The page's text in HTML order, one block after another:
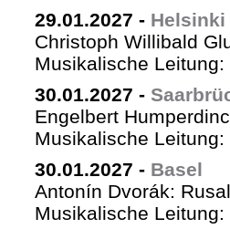
29.01.2027 - Helsinki
Christoph Willibald
Musikalische
30.01.2027 -
Engelbert
Musikalische
30.01.2027 - Basel
Antonín Dvorák:
Musikalische